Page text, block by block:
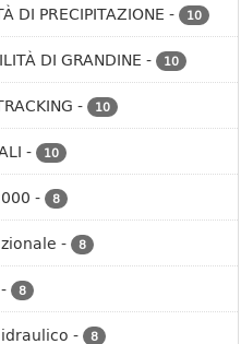
DI PRECIPITAZIONE - 10
DI GRANDINE - 10
- 10
- 10
- 8
- 8
- 8
- 8